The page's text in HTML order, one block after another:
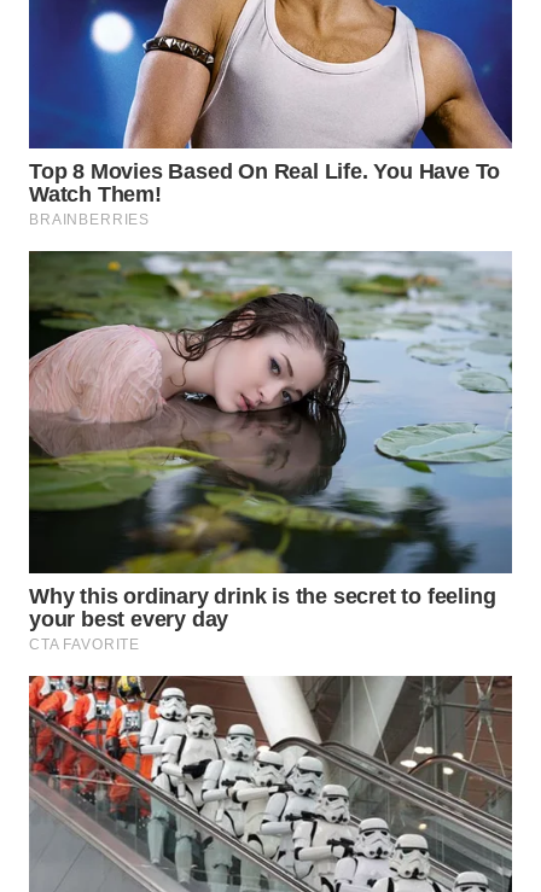
SUMEDANG
WN
KEPULAUAN
SERIBU
WN
TANGERANG
WN
BINJAI
WN
CIREBON
INDRAMAYU
WN
KUNINGAN
WN
MAJALENGKA
WN
SUBANG